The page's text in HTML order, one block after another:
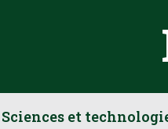
Sciences et